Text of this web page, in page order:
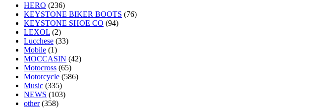
HERO (236)
KEYSTONE BIKER BOOTS (76)
KEYSTONE SHOE CO (94)
LEXOL (2)
Lucchese (33)
Mobile (1)
MOCCASIN (42)
Motocross (65)
Motorcycle (586)
Music (335)
NEWS (103)
other(358)